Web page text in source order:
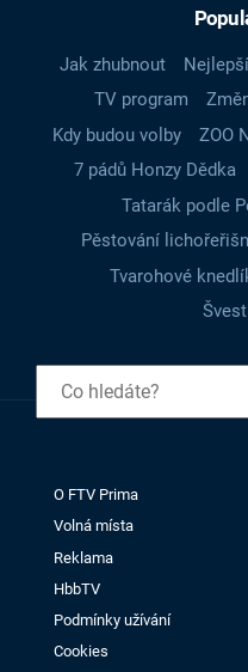
Jak zhubnout
TV program
Kdy budou volby
ZOO
7 pádů Honzy Dědka
Tatarák podle
Pěstování
Tvarohové
O FTV Prima
Volná místa
Reklama
HbbTV
Podmínky užívání
Cookies